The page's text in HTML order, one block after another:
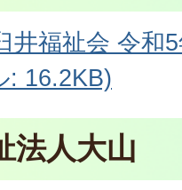
井福祉会 令和
: 16.2KB)
法人大山